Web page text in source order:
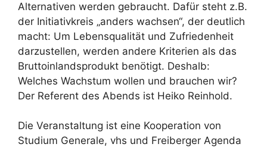
Alternativen werden gebraucht. Dafür steht z.B.
der Initiativkreis „anders wachsen“, der deutlich
macht: Um Lebensqualität und Zufriedenheit
darzustellen, werden andere Kriterien als das
Bruttoinlandsprodukt benötigt. Deshalb:
Welches Wachstum wollen und brauchen wir?
Der Referent des Abends ist Heiko Reinhold.
Die Veranstaltung ist eine Kooperation von
Studium Generale, vhs und Freiberger Agenda